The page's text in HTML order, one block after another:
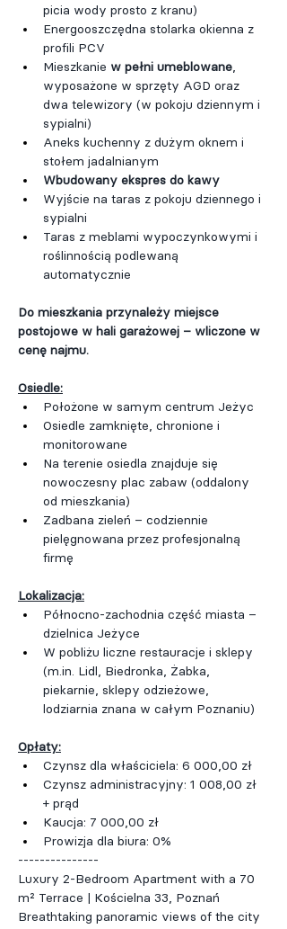
picia wody prosto z kranu)
Energooszczędna stolarka okienna z
profili PCV
Mieszkanie w pełni umeblowane,
wyposażone w sprzęty AGD oraz
dwa telewizory (w pokoju dziennym i
sypialni)
Aneks kuchenny z dużym oknem i
stołem jadalnianym
Wbudowany ekspres do kawy
Wyjście na taras z pokoju dziennego i
sypialni
Taras z meblami wypoczynkowymi i
roślinnością podlewaną
automatycznie
Do mieszkania przynależy miejsce
postojowe w hali garażowej – wliczone w
cenę najmu.
Osiedle:
Położone w samym centrum Jeżyc
Osiedle zamknięte, chronione i
monitorowane
Na terenie osiedla znajduje się
nowoczesny plac zabaw (oddalony
od mieszkania)
Zadbana zieleń – codziennie
pielęgnowana przez profesjonalną
firmę
Lokalizacja:
Północno-zachodnia część miasta –
dzielnica Jeżyce
W pobliżu liczne restauracje i sklepy
(m.in. Lidl, Biedronka, Żabka,
piekarnie, sklepy odzieżowe,
lodziarnia znana w całym Poznaniu)
Opłaty:
Czynsz dla właściciela: 6 000,00 zł
Czynsz administracyjny: 1 008,00 zł
+ prąd
Kaucja: 7 000,00 zł
Prowizja dla biura: 0%
---------------
Luxury 2-Bedroom Apartment with a 70
m² Terrace | Kościelna 33, Poznań
Breathtaking panoramic views of the city